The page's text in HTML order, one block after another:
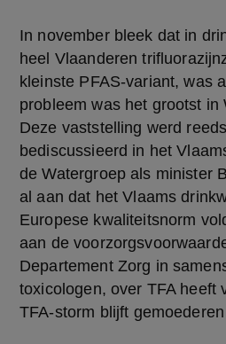
In november bleek dat in
heel Vlaanderen
kleinste PFAS-variant, was
probleem was het grootst in
Deze vaststelling werd
bediscussieerd in het
de Watergroep als minister
al aan dat het Vlaams
Europese kwaliteitsnorm
aan de
Departement Zorg in
toxicologen, over TFA heeft
TFA-storm blijft